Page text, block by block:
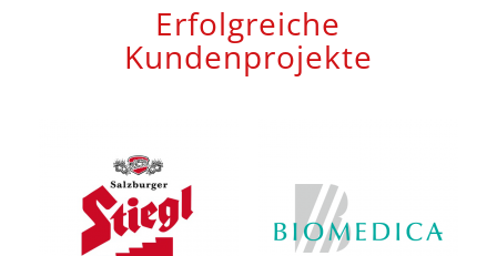
Erfolgreiche
Kundenprojekte